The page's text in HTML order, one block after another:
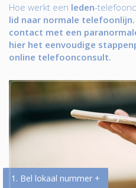
Hoe werkt een leden-
lid naar normale
contact met een
hier het eenvoudige
online telefoonconsult.
1. Bel lokaal nummer +